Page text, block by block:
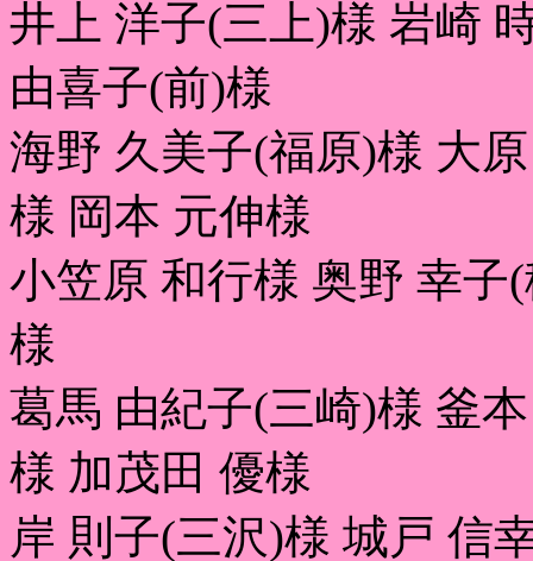
井上 洋子(三上)様 岩崎
由喜子(前)様
海野 久美子(福原)様 大
様 岡本 元伸様
小笠原 和行様 奥野 幸子
様
葛馬 由紀子(三崎)様 釜
様 加茂田 優様
岸 則子(三沢)様 城戸 信